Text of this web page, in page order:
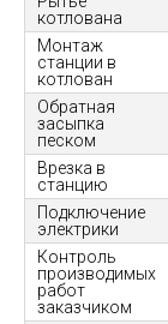
котлована
Монтаж
станции в
котлован
Обратная
засыпка
песком
Врезка в
станцию
Подключение
электрики
Контроль
производимых
работ
заказчиком